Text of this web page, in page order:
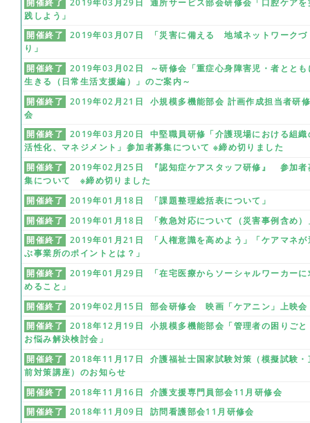
践しよう」
開催終了
2019年03月07日 「災害に備える 地域ネットワークづ
り」
開催終了
2019年03月02日 ～研修会「重症心身障害児・者ととも
生きる（日常生活支援編）」のご案内～
開催終了
2019年02月21日 小規模多機能部会 計画作成担当者研
会
開催終了
2019年03月20日 中堅職員研修「介護現場における組織
活性化、マネジメント」参加者募集について ※締め切りました
開催終了
2019年02月25日 『認知症ケアスタッフ研修』 参加者
集について ※締め切りました
開催終了
2019年01月18日 「課題整理総括表について」
開催終了
2019年01月18日 「救急対応について（災害事例含め）
開催終了
2019年01月21日 「人権意識を高めよう」「ケアマネが
ぶ事業所のポイントとは？」
開催終了
2019年01月29日 「在宅医療からソーシャルワーカーに
めること」
開催終了
2019年02月15日 部会研修会 映画「ケアニン」上映会
開催終了
2018年12月19日 小規模多機能部会「管理者の困りごと
お悩み解決検討会」
開催終了
2018年11月17日 介護福祉士国家試験対策（模擬試験・
前対策講座）のお知らせ
開催終了
2018年11月16日 介護支援専門員部会11月研修会
開催終了
2018年11月09日 訪問看護部会11月研修会